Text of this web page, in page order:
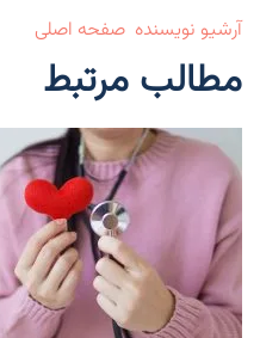
آرشیو نویسنده صفحه اصلی
مطالب مرتبط